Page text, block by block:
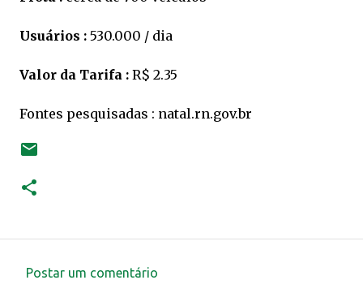
Usuários : 530.000 / dia
Valor da Tarifa : R$ 2.35
Fontes pesquisadas : natal.rn.gov.br
Postar um comentário